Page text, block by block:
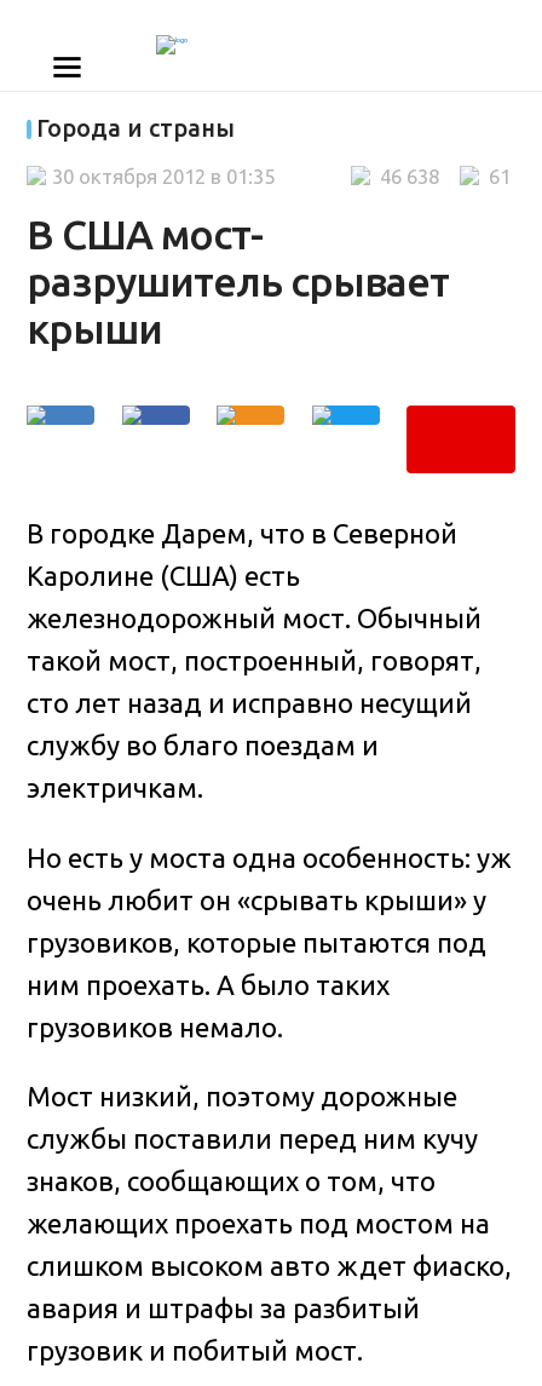
Города и страны
В США мост-
разрушитель срывает
крыши
61
46 638
30 октября 2012 в 01:35
В городке Дарем, что в Северной
Каролине (США) есть
железнодорожный мост. Обычный
такой мост, построенный, говорят,
сто лет назад и исправно несущий
службу во благо поездам и
электричкам.
Но есть у моста одна особенность: уж
очень любит он «срывать крыши» у
грузовиков, которые пытаются под
ним проехать. А было таких
грузовиков немало.
Мост низкий, поэтому дорожные
службы поставили перед ним кучу
знаков, сообщающих о том, что
желающих проехать под мостом на
слишком высоком авто ждет фиаско,
авария и штрафы за разбитый
грузовик и побитый мост.